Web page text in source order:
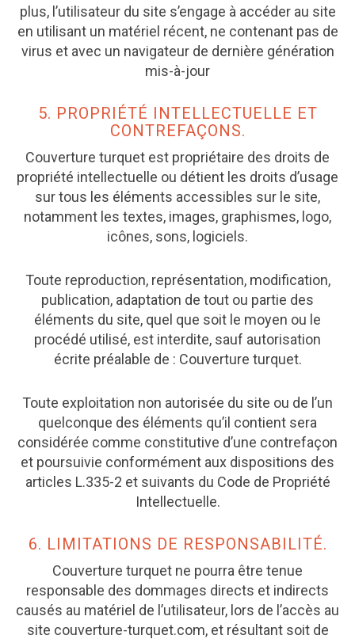
plus, l’utilisateur du site s’engage à accéder au site
en utilisant un matériel récent, ne contenant pas de
virus et avec un navigateur de dernière génération
mis-à-jour
5. PROPRIÉTÉ INTELLECTUELLE ET
CONTREFAÇONS.
Couverture turquet est propriétaire des droits de
propriété intellectuelle ou détient les droits d’usage
sur tous les éléments accessibles sur le site,
notamment les textes, images, graphismes, logo,
icônes, sons, logiciels.
Toute reproduction, représentation, modification,
publication, adaptation de tout ou partie des
éléments du site, quel que soit le moyen ou le
procédé utilisé, est interdite, sauf autorisation
écrite préalable de : Couverture turquet.
Toute exploitation non autorisée du site ou de l’un
quelconque des éléments qu’il contient sera
considérée comme constitutive d’une contrefaçon
et poursuivie conformément aux dispositions des
articles L.335-2 et suivants du Code de Propriété
Intellectuelle.
6. LIMITATIONS DE RESPONSABILITÉ.
Couverture turquet ne pourra être tenue
responsable des dommages directs et indirects
causés au matériel de l’utilisateur, lors de l’accès au
site couverture-turquet.com, et résultant soit de